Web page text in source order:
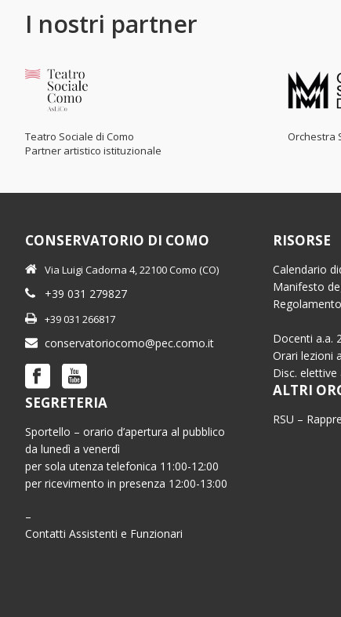
I nostri partner
Teatro Sociale di Como
Partner artistico istituzionale
Orchestra
CONSERVATORIO DI COMO
Via Luigi Cadorna 4, 22100 Como (CO)
+39 031 279827
+39 031 266817
conservatoriocomo@pec.como.it
SEGRETERIA
Sportello – orario d’apertura al pubblico
da lunedì a venerdì
per sola utenza telefonica 11:00-12:00
per ricevimento in presenza 12:00-13:00
–
Contatti Assistenti e Funzionari
RISORSE
Calendario
Manifesto
Docenti a.a.
Orari lezioni
Disc. elettive
ALTRI
RSU –